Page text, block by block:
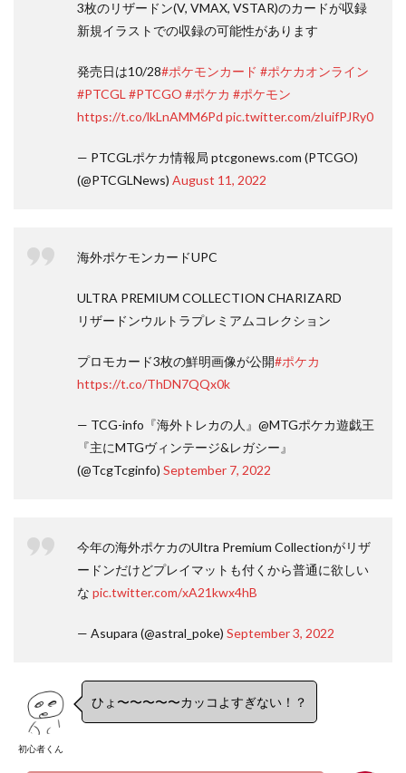
3枚のリザードン(V, VMAX, VSTAR)のカードが収録
新規イラストでの収録の可能性があります
発売日は10/28#ポケモンカード #ポケカオンライン
#PTCGL #PTCGO #ポケカ #ポケモン
https://t.co/lkLnAMM6Pd pic.twitter.com/zIuifPJRy0
— PTCGLポケカ情報局 ptcgonews.com (PTCGO)
(@PTCGLNews) August 11, 2022
海外ポケモンカードUPC
ULTRA PREMIUM COLLECTION CHARIZARD
リザードンウルトラプレミアムコレクション
プロモカード3枚の鮮明画像が公開#ポケカ
https://t.co/ThDN7QQx0k
— TCG-info『海外トレカの人』@MTGポケカ遊戯王
『主にMTGヴィンテージ&レガシー』
(@TcgTcginfo) September 7, 2022
今年の海外ポケカのUltra Premium Collectionがリザ
ードンだけどプレイマットも付くから普通に欲しい
な pic.twitter.com/xA21kwx4hB
— Asupara (@astral_poke) September 3, 2022
初心者くん
ひょ〜〜〜〜〜カッコよすぎない！？